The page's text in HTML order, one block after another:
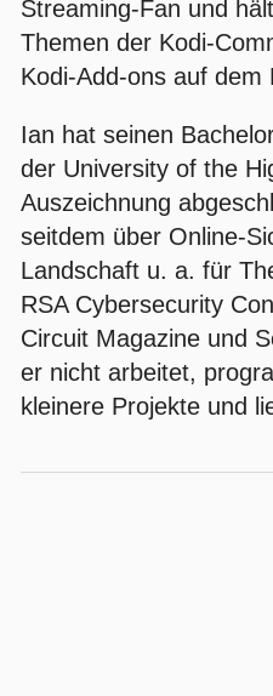
Streaming-Fan und
Themen der Kodi-
Kodi-Add-ons auf dem
Ian hat seinen
der University of the
Auszeichnung
seitdem über Online-
Landschaft u. a. für
RSA Cybersecurity
Circuit Magazine und
er nicht arbeitet,
kleinere Projekte und